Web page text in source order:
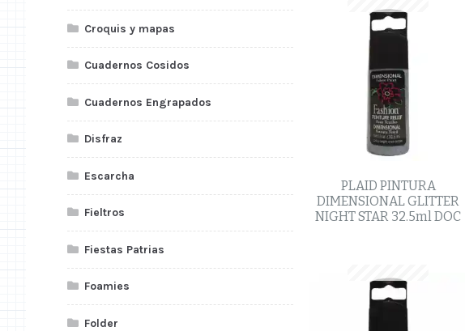
PLAID PINTURA
DIMENSIONAL GLITTER
NIGHT STAR 32.5ml DOC
Croquis y mapas
Cuadernos Cosidos
Cuadernos Engrapados
Disfraz
Escarcha
Fieltros
Fiestas Patrias
Foamies
Folder